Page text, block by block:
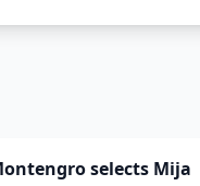
selects Mija